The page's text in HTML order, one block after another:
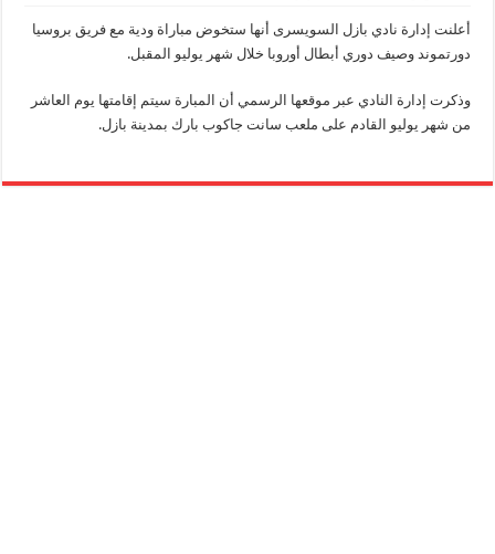
أعلنت إدارة نادي بازل السويسرى أنها ستخوض مباراة ودية مع فريق بروسيا
دورتموند وصيف دوري أبطال أوروبا خلال شهر يوليو المقبل.
وذكرت إدارة النادي عبر موقعها الرسمي أن المبارة سيتم إقامتها يوم العاشر
من شهر يوليو القادم على ملعب سانت جاكوب بارك بمدينة بازل.